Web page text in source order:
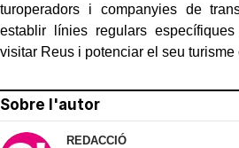
turoperadors i companyies de
establir línies regulars
visitar Reus i potenciar el seu turisme
Sobre l'autor
REDACCIÓ